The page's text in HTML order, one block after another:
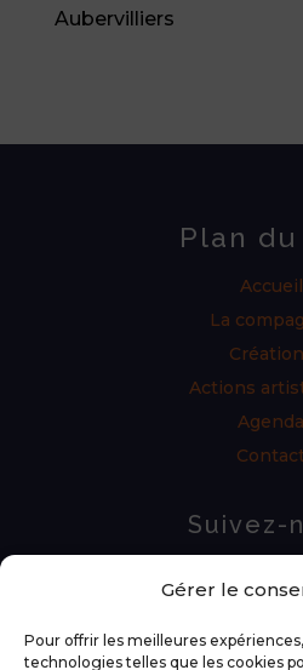
Gérer le
Pour offrir les meilleures
technologies telles que les cookies
Aubervilliers
Plan
Accueil
La
Actions
Agenda
Contact
Suivez-